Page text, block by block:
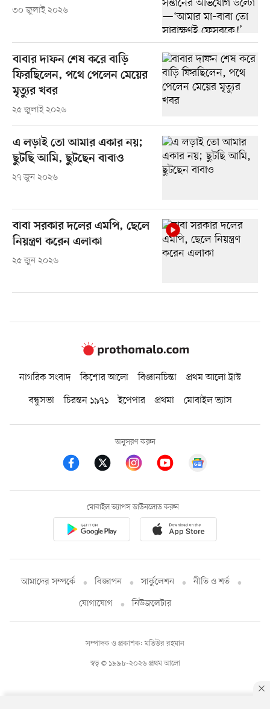
৩০ জুলাই ২০২৬
বাবার দাফন শেষ করে বাড়ি
ফিরছিলেন, পথে পেলেন মেয়ের
মৃত্যুর খবর
২৫ জুলাই ২০২৬
এ লড়াই তো আমার একার নয়;
ছুটছি আমি, ছুটছেন বাবাও
২৭ জুন ২০২৬
বাবা সরকার দলের এমপি, ছেলে
নিয়ন্ত্রণ করেন এলাকা
২৫ জুন ২০২৬
নাগরিক সংবাদ কিশোর আলো বিজ্ঞানচিন্তা
প্রথম আলো ট্রাস্ট
বন্ধুসভা
চিরন্তন ১৯৭১ ইপেপার প্রথমা মোবাইল ভ্যাস
অনুসরণ করুন
মোবাইল অ্যাপস ডাউনলোড করুন
আমাদের সম্পর্কে বিজ্ঞাপন সার্কুলেশন
নীতি ও শর্ত
যোগাযোগ
নিউজলেটার
স্বত্ব © ১৯৯৮-২০২৬ প্রথম আলো
সম্পাদক ও প্রকাশক: মতিউর রহমান